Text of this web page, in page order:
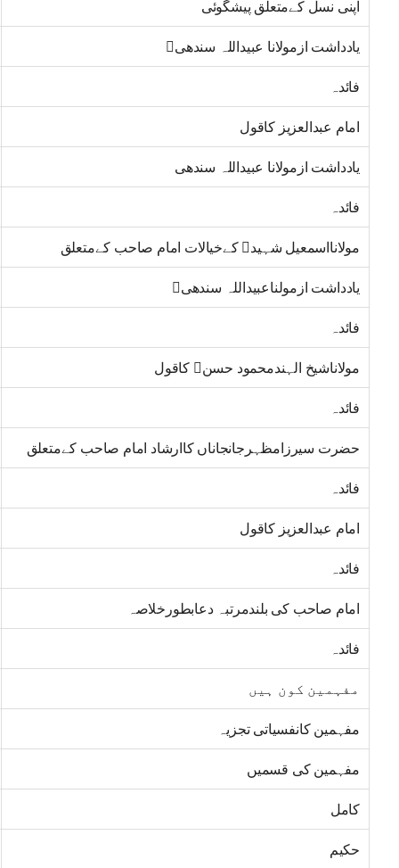
اپنی نسل کےمتعلق پیشگوئی
یادداشت ازمولانا عبیداللہ سندھی
فائدہ
امام عبدالعزیز کاقول
یادداشت ازمولانا عبیداللہ سندھی
فائدہ
مولانااسمعیل شہید کےخیالات امام صاحب کےمتعلق
یادداشت ازمولناعبیداللہ سندھی
فائدہ
مولاناشیخ الہندمحمود حسن کاقول
فائدہ
حضرت سیرزامظہرجانجاناں کاارشاد امام صاحب کےمتعلق
فائدہ
امام عبدالعزیز کاقول
فائدہ
امام صاحب کی بلندمرتبہ دعابطورخلاصہ
فائدہ
مفہمین کون ہیں
مفہمین کانفسیاتی تجزیہ
مفہمین کی قسمیں
کامل
حکیم